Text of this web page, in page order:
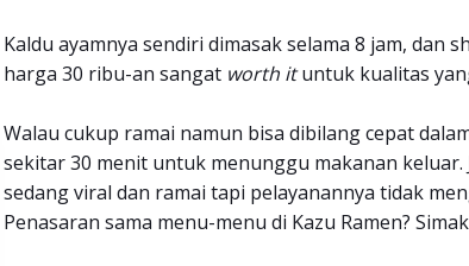
Kaldu ayamnya sendiri dimasak selama 8 jam, dan
harga 30 ribu-an sangat worth ituntuk kualitas
Walau cukup ramai namun bisa dibilang cepat
sekitar 30 menit untuk menunggu makanan
sedang viral dan ramai tapi pelayanannya tidak
Penasaran sama menu-menu di Kazu Ramen?